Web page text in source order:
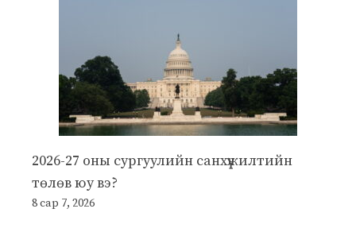
2026-27 оны сургуулийн санхүүжилтийн
төлөв юу вэ?
8 сар 7, 2026